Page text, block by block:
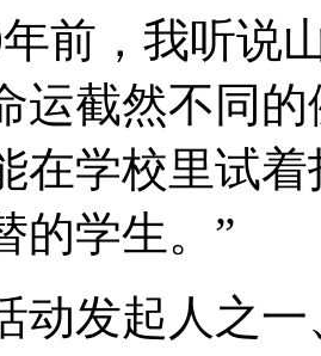
前，我听说
运截然不同
在学校里试
的学生。”
动发起人之